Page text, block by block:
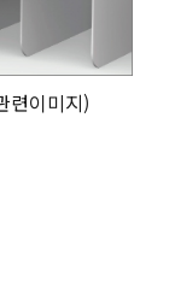
련이미지)